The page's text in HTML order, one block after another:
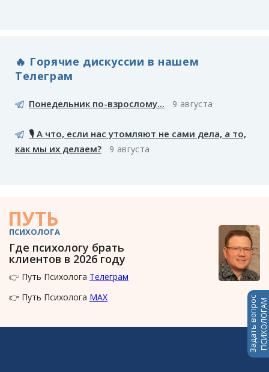
🔥 Горячие дискуссии в нашем
Телеграм
Понедельник по-взрослому... 9 августа
🎙️ А что, если нас утомляют не сами дела, а то,
как мы их делаем?
9 августа
ПУТЬ
ПСИХОЛОГА
Где психологу брать
клиентов в 2026 году
👉 Путь Психолога Телеграм
👉 Путь Психолога MAX Задать вопросПСИХОЛОГАМ